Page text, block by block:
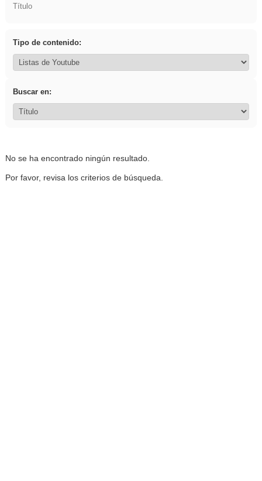
Título
Tipo de contenido:
Buscar en:
No se ha encontrado ningún resultado.
Por favor, revisa los criterios de búsqueda.